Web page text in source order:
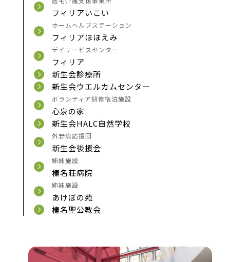
フィリアいこい
ホームヘルプステーション
フィリアほほえみ
デイサービスセンター
フィリア
新生会診療所
新生会ウエルカムセンター
ボランティア研修宿泊施設
心泉の家
新生会HALC自然学校
外野席応援団
新生会後援会
姉妹施設
榛名荘病院
姉妹施設
あけぼの苑
榛名聖公教会